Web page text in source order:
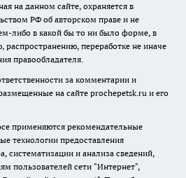
на данном сайте, охраняется в
РФ об авторском праве и не
либо в какой бы то ни было форме, в
распространению, переработке не иначе
правообладателя.
за комментарии и
на сайте prochepetsk.ru и его
применяются рекомендательные
технологии предоставления
систематизации и анализа сведений,
пользователей сети "Интернет",